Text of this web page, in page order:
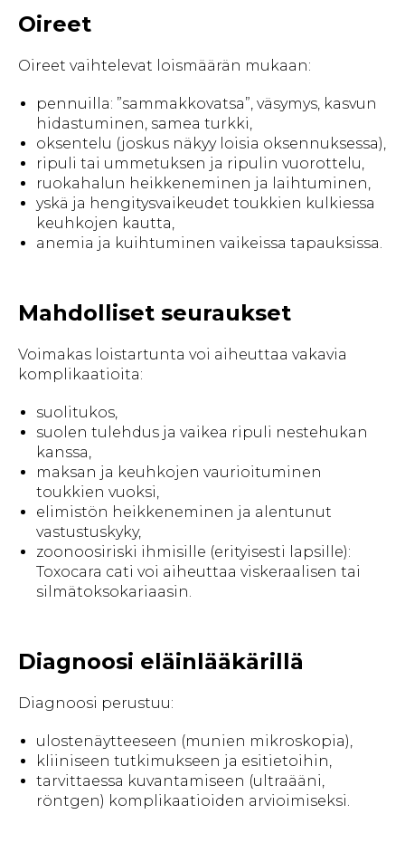
Oireet
Oireet vaihtelevat loismäärän mukaan:
pennuilla: ”sammakkovatsa”, väsymys, kasvun
hidastuminen, samea turkki,
oksentelu (joskus näkyy loisia oksennuksessa),
ripuli tai ummetuksen ja ripulin vuorottelu,
ruokahalun heikkeneminen ja laihtuminen,
yskä ja hengitysvaikeudet toukkien kulkiessa
keuhkojen kautta,
anemia ja kuihtuminen vaikeissa tapauksissa.
Mahdolliset seuraukset
Voimakas loistartunta voi aiheuttaa vakavia
komplikaatioita:
suolitukos,
suolen tulehdus ja vaikea ripuli nestehukan
kanssa,
maksan ja keuhkojen vaurioituminen
toukkien vuoksi,
elimistön heikkeneminen ja alentunut
vastustuskyky,
zoonoosiriski ihmisille (erityisesti lapsille):
Toxocara cati voi aiheuttaa viskeraalisen tai
silmätoksokariaasin.
Diagnoosi eläinlääkärillä
Diagnoosi perustuu:
ulostenäytteeseen (munien mikroskopia),
kliiniseen tutkimukseen ja esitietoihin,
tarvittaessa kuvantamiseen (ultraääni,
röntgen) komplikaatioiden arvioimiseksi.